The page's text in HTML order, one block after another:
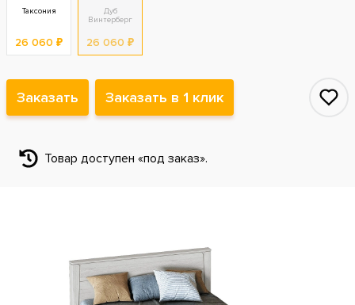
Таксония
26 060 ₽
Дуб
Винтерберг
26 060 ₽
Заказать Заказать в 1 клик
Товар доступен «под заказ».